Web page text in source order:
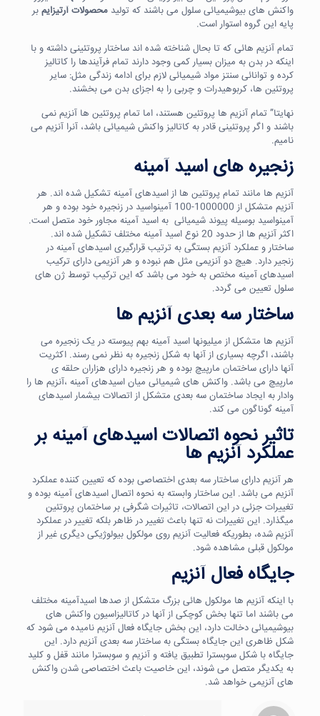
واکنش های بیوشیمیائی سلول می باشند که تولید محصولات آرتیزایم بر
پایه این گروه استوار است.
تمام آنزیم هائی که تا بحال شناخته شده اند ساختار پروتئینی داشته و با
اینکه در بدن به میزان بسیار کمی وجود دارند تمام فرآیندها را کاتالیز
کرده و توانائی سنتز مواد شیمیائی لازم برای ادامه زندگی مثل: سایر
پروتئین ها، کربوهیدرات و چربی را به اجزای بدن می بخشند.
نهایتا” تمام آنزیم ها پروتئین هستند، اما تمام پروتئین ها آنزیم نمی
باشند و اگر پروتئینی قادر به کاتالیز واکنش شیمیائی باشد، آنرا آنزیم می
نامیم.
زنجیره های اسید آمینه
آنزیم ها مانند تمام پروتئین ها از اسیدهای آمینه تشکیل شده اند. هر
آنزیم متشکل از 1000000-100 آمینواسید در زنجیره خود بوده و هر
آمینواسید بوسیله پیوند شیمیائی به اسید آمینه مجاور خود متصل است.
اکثر آنزیم ها از حدود 20 نوع اسید آمینه مختلف تشکیل شده اند.
ساختار و عملکرد آنزیم بستگی به ترتیب قرارگیری اسیدهای آمینه در
زنجیر دارد. هیچ دو آنزیمی مثل هم نبوده و هر آنزیمی دارای ترکیب
اسیدهای آمینه مختص به خود می باشد که این ترکیب توسط ژن های
سلول تعیین می گردد.
ساختار سه بعدی آنزیم ها
آنزیم ها متشکل از میلیونها اسید آمینه بهم پیوسته در یک زنجیره می
باشند، اگرچه بسیاری از آنها به شکل زنجیره به نظر نمی رسند. اکثریت
آنها دارای ساختمان مارپیچ بوده و هر زنجیره دارای هزاران حلقه ی
مارپیچ می باشد. واکنش های شیمیائی میان اسیدهای آمینه ،آنزیم ها را
وادار به ایجاد ساختمان سه بعدی متشکل از اتصالات بیشمار اسیدهای
آمینه گوناگون می کند.
تاثیر نحوه اتصالات اسیدهای آمینه بر
عملکرد آنزیم ها
هر آنزیم دارای ساختار سه بعدی اختصاصی بوده که تعیین کننده عملکرد
آنزیم می باشد. این ساختار وابسته به نحوه اتصال اسیدهای آمینه بوده و
تغییرات جزئی در این اتصالات، تاثیرات شگرفی بر ساختمان پروتئین
میگذارد. این تغییرات نه تنها باعث تغییر در ظاهر بلکه تغییر در عملکرد
آنزیم شده، بطوریکه فعالیت آنزیم روی مولکول بیولوژیکی دیگری غیر از
مولکول قبلی مشاهده شود.
جایگاه فعال آنزیم
با اینکه آنزیم ها مولکول هائی بزرگ متشکل از صدها اسیدآمینه مختلف
می باشند اما تنها بخش کوچکی از آنها در کاتالیزاسیون واکنش های
بیوشیمیائی دخالت دارد، این بخش جایگاه فعال آنزیم نامیده می شود که
شکل ظاهری این جایگاه بستگی به ساختار سه بعدی آنزیم دارد. این
جایگاه با شکل سوبسترا تطبیق یافته و آنزیم و سوبسترا مانند قفل و کلید
به یکدیگر متصل می شوند، این خاصیت باعث اختصاصی شدن واکنش
های آنزیمی خواهد شد.